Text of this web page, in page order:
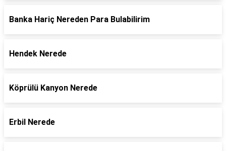
Banka Hariç Nereden Para Bulabilirim
Hendek Nerede
Köprülü Kanyon Nerede
Erbil Nerede